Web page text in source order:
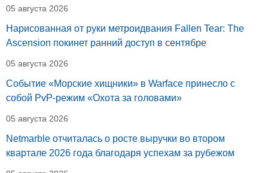
05 августа 2026
Нарисованная от руки метроидвания Fallen Tear: The
Ascension покинет ранний доступ в сентябре
05 августа 2026
Событие «Морские хищники» в Warface принесло с
собой PvP-режим «Охота за головами»
05 августа 2026
Netmarble отчиталась о росте выручки во втором
квартале 2026 года благодаря успехам за рубежом